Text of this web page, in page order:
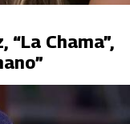
“La Chama”,